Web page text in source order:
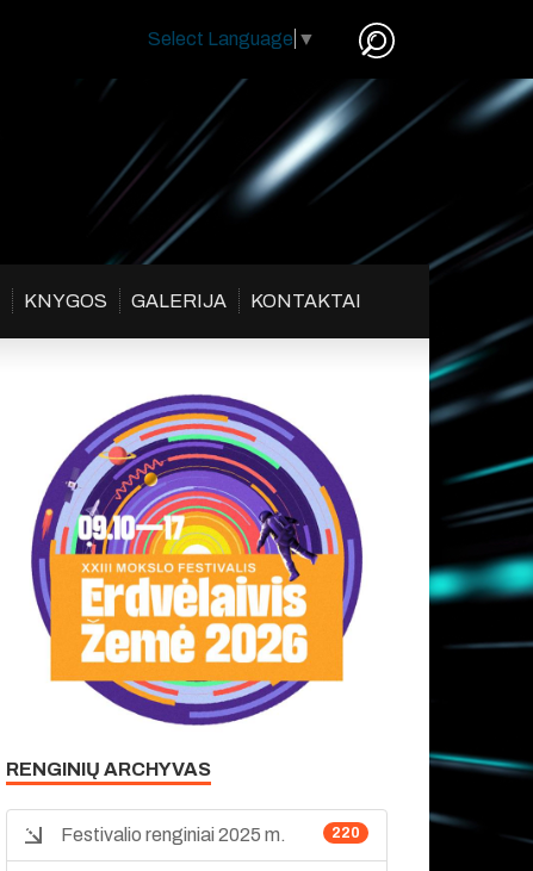
Select Language ▼
KNYGOS GALERIJA KONTAKTAI
RENGINIŲ ARCHYVAS
220
Festivalio renginiai 2025 m.